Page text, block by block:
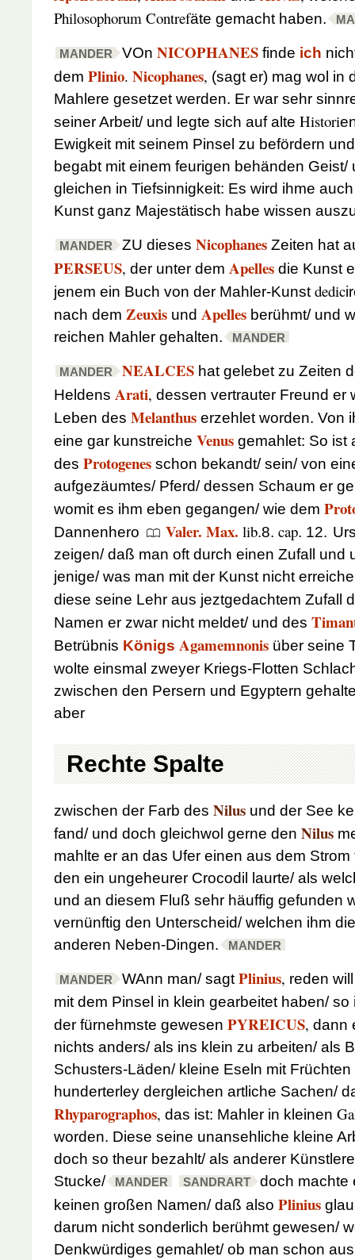
Philosophorum Contrefäte gemacht haben.
MANDER VOn NICOPHANES finde ich
dem Plinio. Nicophanes, (sagt er) mag wol in
Mahlere gesetzet werden. Er war sehr
seiner Arbeit/ und legte sich auf alte Histori
Ewigkeit mit seinem Pinsel zu befördern
begabt mit einem feurigen behänden
gleichen in Tiefsinnigkeit: Es wird ihme
Kunst ganz Majestätisch habe wissen
MANDER ZU dieses Nicophanes Zeiten hat
PERSEUS, der unter dem Apelles die Kunst
jenem ein Buch von der Mahler-Kunstdedic
nach dem Zeuxis und Apelles berühmt/ und
reichen Mahler gehalten.
MANDER
MANDER NEALCES hat gelebet zu Zeiten
Heldens Arati, dessen vertrauter Freund er
Leben des Melanthus erzehlet worden. Von
eine gar kunstreiche Venus gemahlet: So ist
des Protogenes schon bekandt/ sein/von
aufgezäumtes/ Pferd/ dessen Schaum er
womit es ihm eben gegangen/ wie dem
Dannenhero Valer. Max. lib.8. cap. 12.
zeigen/ daß man oft durch einen Zufall und
jenige/ was man mit der Kunst nicht
diese seine Lehr aus jeztgedachtem Zufall
Namen er zwar nicht meldet/ und des
Betrübnis Königs Agamemnonis über seine
wolte einsmal zweyer Kriegs-Flotten
zwischen den Persern und Egyptern
aber
Rechte Spalte
zwischen der Farb des Nilus und der See
fand/ und doch gleichwol gerne den Nilus
mahlte er an das Ufer einen aus dem
den ein ungeheurer Crocodil laurte/ als
und an diesem Fluß sehr häuffig gefunden
vernünftig den Unterscheid/ welchen ihm
anderen Neben-Dingen.
MANDER
MANDER WAnn man/ sagt Plinius, reden
mit dem Pinsel in klein gearbeitet haben/
der fürnehmste gewesen PYREICUS, dann
nichts anders/ als ins klein zu arbeiten/ als
Schusters-Läden/ kleine Eseln mit
hunderterley dergleichen artliche Sachen/
Rhyparographos, das ist: Mahler in kleinen
worden. Diese seine unansehliche kleine
doch so theur bezahlt/ als anderer
Stucke/
MANDER SANDRART
doch machte
keinen großen Namen/ daß also Plinius
darum nicht sonderlich berühmt gewesen/
Denkwürdiges gemahlet/ ob man schon